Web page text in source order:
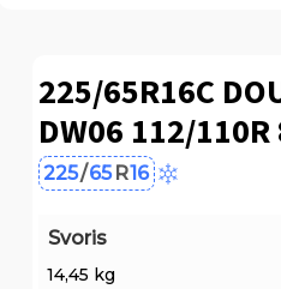
225/65R16C
DW06 112/110R
225/65R16
Svoris
14,45 kg